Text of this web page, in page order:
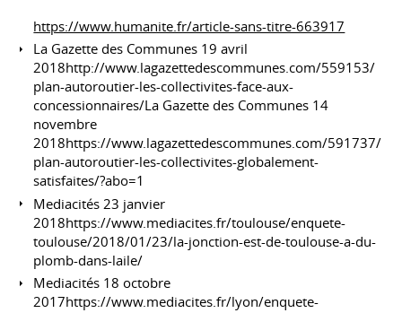
https://www.humanite.fr/article-sans-titre-663917
La Gazette des Communes 19 avril
2018http://www.lagazettedescommunes.com/559153/
plan-autoroutier-les-collectivites-face-aux-
concessionnaires/La Gazette des Communes 14
novembre
2018https://www.lagazettedescommunes.com/591737/
plan-autoroutier-les-collectivites-globalement-
satisfaites/?abo=1
Mediacités 23 janvier
2018https://www.mediacites.fr/toulouse/enquete-
toulouse/2018/01/23/la-jonction-est-de-toulouse-a-du-
plomb-dans-laile/
Mediacités 18 octobre
2017https://www.mediacites.fr/lyon/enquete-